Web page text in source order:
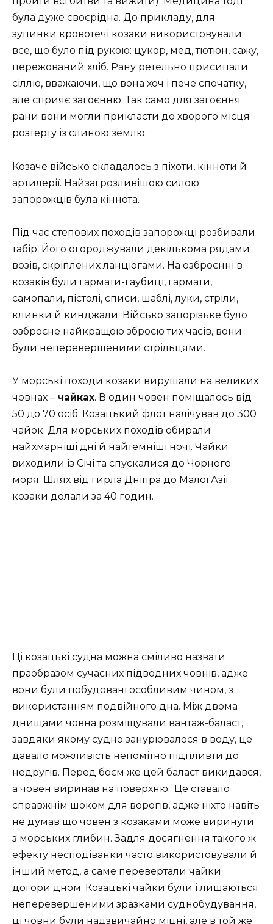
була дуже своєрідна. До прикладу, для
зупинки кровотечі козаки використовували
все, що було під рукою: цукор, мед, тютюн, сажу,
пережований хліб. Рану ретельно присипали
сіллю, вважаючи, що вона хоч і пече спочатку,
але сприяє загоєнню. Так само для загоєння
рани вони могли прикласти до хворого місця
розтерту із слиною землю.
Козаче військо складалось з піхоти, кінноти й
артилерії. Найзагрозливішою силою
запорожців була кіннота.
Під час степових походів запорожці розбивали
табір. Його огороджували декількома рядами
возів, скріплених ланцюгами. На озброєнні в
козаків були гармати-гаубиці, гармати,
самопали, пістолі, списи, шаблі, луки, стріли,
клинки й кинджали. Військо запорізьке було
озброєне найкращою зброєю тих часів, вони
були неперевершеними стрільцями.
У морські походи козаки вирушали на великих
човнах – чайках. В один човен поміщалось від
50 до 70 осіб. Козацький флот налічував до 300
чайок. Для морських походів обирали
найхмарніші дні й найтемніші ночі. Чайки
виходили із Січі та спускалися до Чорного
моря. Шлях від гирла Дніпра до Малої Азії
козаки долали за 40 годин.
Ці козацькі судна можна сміливо назвати
праобразом сучасних підводних човнів, адже
вони були побудовані особливим чином, з
використанням подвійного дна. Між двома
днищами човна розміщували вантаж-баласт,
завдяки якому судно занурювалося в воду, це
давало можливість непомітно підпливти до
недругів. Перед боєм же цей баласт викидався,
а човен виринав на поверхню.. Це ставало
справжнім шоком для ворогів, адже ніхто навіть
не думав що човен з козаками може виринути
з морських глибин. Задля досягнення такого ж
ефекту несподіванки часто використовували й
інший метод, а саме перевертали чайки
догори дном. Козацькі чайки були і лишаються
неперевершеними зразками суднобудування,
ці човни були надзвичайно міцні, але в той же